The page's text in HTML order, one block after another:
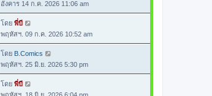
อังคาร 14 ก.ค. 2026 11:06 am
โดย พี่บี
พฤหัสฯ. 09 ก.ค. 2026 10:52 am
โดย B.Comics
พฤหัสฯ. 25 มิ.ย. 2026 5:30 pm
โดย พี่บี